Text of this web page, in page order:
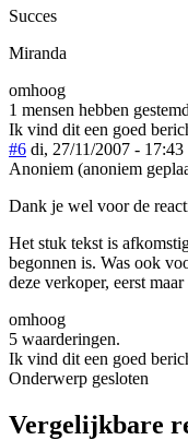
Succes
Miranda
omhoog
1 mensen hebben
Ik vind dit een goed
#6 di, 27/11/2007 - 17:43
Anoniem (anoniem
Dank je wel voor de
Het stuk tekst is
begonnen is. Was ook
deze verkoper, eerst
omhoog
5 waarderingen.
Ik vind dit een goed
Onderwerp gesloten
Vergelijkbare